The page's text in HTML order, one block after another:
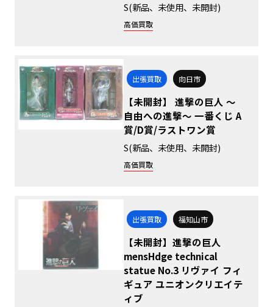
S(新品、未使用、未開封)
高価買取
出張買取 向日市
【未開封】 進撃の巨人 ～
自由への進撃～ 一番くじ A
賞/D賞/ラストワン賞
S(新品、未使用、未開封)
高価買取
出張買取 福知山市
【未開封】進撃の巨人
mensHdge technical
statue No.3 リヴァイ フィ
ギュア ユニオンクリエイテ
ィブ